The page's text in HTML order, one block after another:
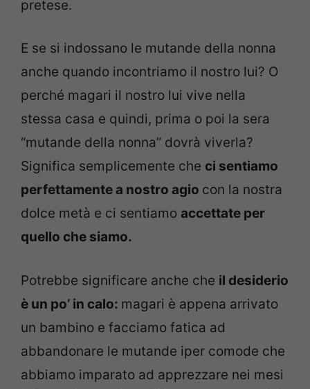
pretese.
E se si indossano le mutande della nonna
anche quando incontriamo il nostro lui? O
perché magari il nostro lui vive nella
stessa casa e quindi, prima o poi la sera
“mutande della nonna” dovrà viverla?
Significa semplicemente che ci sentiamo
perfettamente a nostro agio con la nostra
dolce metà e ci sentiamo accettate per
quello che siamo.
Potrebbe significare anche che il desiderio
è un po’ in calo: magari è appena arrivato
un bambino e facciamo fatica ad
abbandonare le mutande iper comode che
abbiamo imparato ad apprezzare nei mesi